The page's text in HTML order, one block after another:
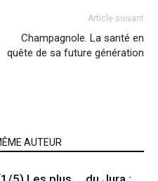
Article suivant
Champagnole. La santé en
quête de sa future génération
AUTEUR